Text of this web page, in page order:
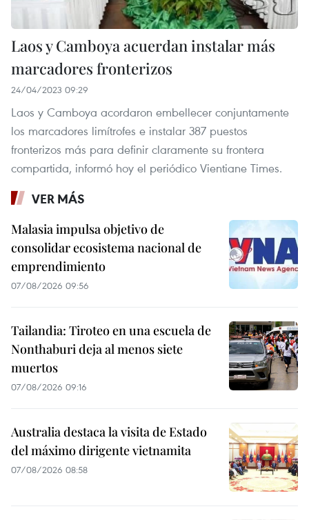
Laos y Camboya acuerdan instalar más
marcadores fronterizos
24/04/2023 09:29
Laos y Camboya acordaron embellecer conjuntamente
los marcadores limítrofes e instalar 387 puestos
fronterizos más para definir claramente su frontera
compartida, informó hoy el periódico Vientiane Times.
VER MÁS
Malasia impulsa objetivo de
consolidar ecosistema nacional de
emprendimiento
07/08/2026 09:56
Tailandia: Tiroteo en una escuela de
Nonthaburi deja al menos siete
muertos
07/08/2026 09:16
Australia destaca la visita de Estado
del máximo dirigente vietnamita
07/08/2026 08:58